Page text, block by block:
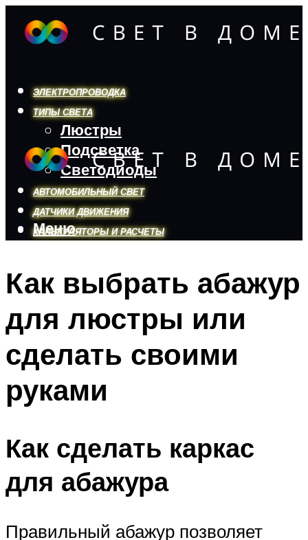
ЭЛЕКТРОПРОВОДКА
ТИПЫ СВЕТА
Люстры
Подсветка
Светодиоды
АВТОМОБИЛЬНЫЙ СВЕТ
ДАТЧИКИ ДВИЖЕНИЯ
КАЛЬКУЛЯТОРЫ И РАСЧЕТЫ
Меню
Меню
Как выбрать абажур
для люстры или
сделать своими
руками
Как сделать каркас
для абажура
Правильный абажур позволяет